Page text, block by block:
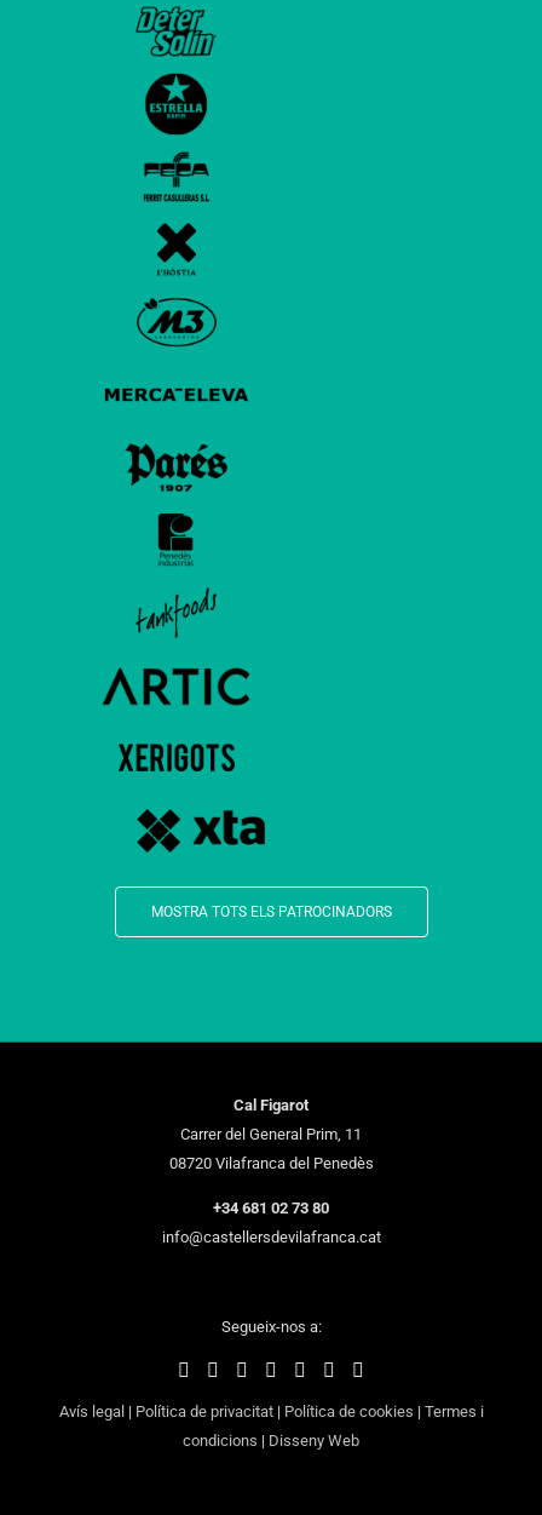
MOSTRA TOTS ELS PATROCINADORS
Cal Figarot
Carrer del General Prim, 11
08720 Vilafranca del Penedès
+34 681 02 73 80
info@castellersdevilafranca.cat
Segueix-nos a:
Avís legal | Política de privacitat| Política de cookies | Termes i
condicions | Disseny Web